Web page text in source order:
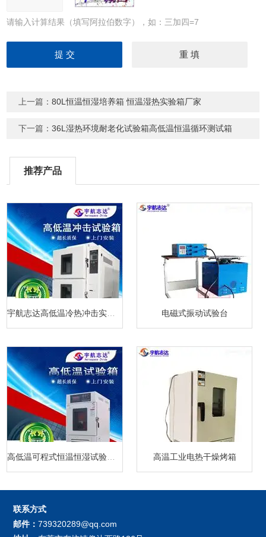
请输入计算结果（填写阿拉伯数字），如：三加四=7
上一篇：80L恒温恒湿培养箱 恒温湿热实验箱厂家
下一篇：36L湿热环境耐老化试验箱高低温恒温循环测试箱
推荐产品
电磁式振动试验台
高温工业电热干燥烤箱
联系方式
邮件：739320289@qq.com